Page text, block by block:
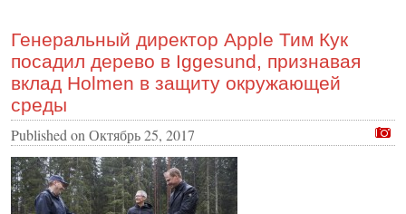
Генеральный директор Apple Тим Кук
посадил дерево в Iggesund, признавая
вклад Holmen в защиту окружающей
среды
Published on Октябрь 25, 2017